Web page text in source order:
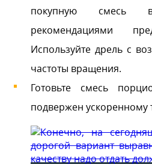
покупную смесь
рекомендациями
Используйте дрель с
частоты вращения.
Готовьте смесь
подвержен ускоренному